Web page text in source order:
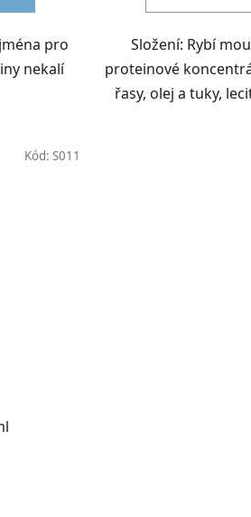
pro
nekalí
Složení: Rybí
proteinové
řasy, olej a tuky,
Kód: S011